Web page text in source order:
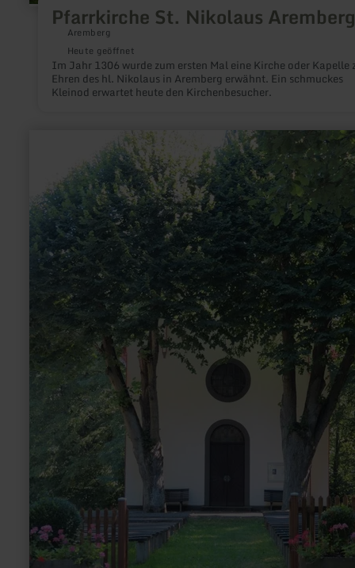
Pfarrkirche St. Nikolaus Aremberg
Aremberg
Heute geöffnet
Im Jahr 1306 wurde zum ersten Mal eine Kirche oder Kapelle
Ehren des hl. Nikolaus in Aremberg erwähnt. Ein schmuckes
Kleinod erwartet heute den Kirchenbesucher.
Schornkapelle
Schuld